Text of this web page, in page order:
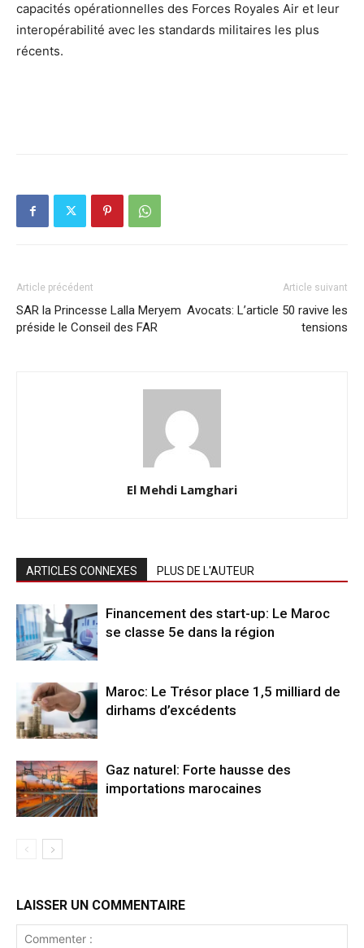
capacités opérationnelles des Forces Royales Air et leur
interopérabilité avec les standards militaires les plus
récents.
Article précédent
SAR la Princesse Lalla Meryem
préside le Conseil des FAR
Article suivant
Avocats: L’article 50 ravive les
tensions
El Mehdi Lamghari
ARTICLES CONNEXES PLUS DE L'AUTEUR
Financement des start-up: Le Maroc
se classe 5e dans la région
Maroc: Le Trésor place 1,5 milliard de
dirhams d’excédents
Gaz naturel: Forte hausse des
importations marocaines
LAISSER UN COMMENTAIRE